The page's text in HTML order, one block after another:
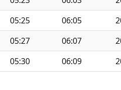
05:25 06:05
05:27 06:07
05:30 06:09